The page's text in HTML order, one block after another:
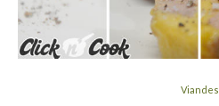
Viandes